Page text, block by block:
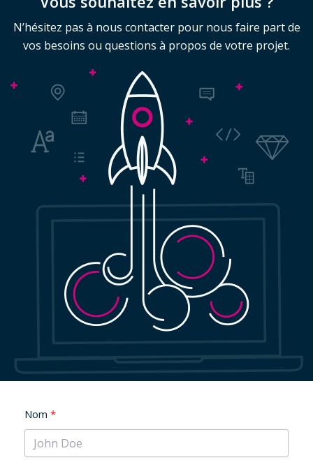
N’hésitez pas à nous contacter pour nous faire part de
vos besoins ou questions à propos de votre projet.
Nom